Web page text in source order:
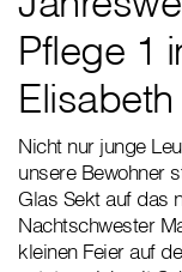
Pflege 1
Elisabeth
Nicht nur junge
unsere Bewohner
Glas Sekt auf das
Nachtschwester
kleinen Feier auf